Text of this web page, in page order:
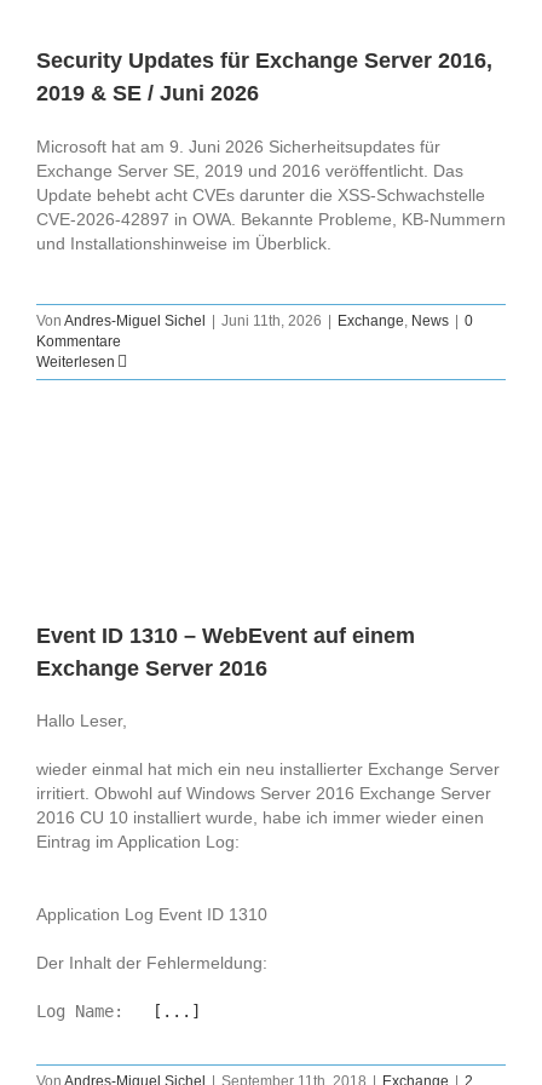
Security Updates für Exchange Server 2016,
2019 & SE / Juni 2026
Microsoft hat am 9. Juni 2026 Sicherheitsupdates für
Exchange Server SE, 2019 und 2016 veröffentlicht. Das
Update behebt acht CVEs darunter die XSS-Schwachstelle
CVE-2026-42897 in OWA. Bekannte Probleme, KB-Nummern
und Installationshinweise im Überblick.
Von Andres-Miguel Sichel | Juni 11th, 2026 | Exchange News | 0
Kommentare
Weiterlesen
Event ID 1310 – WebEvent auf einem
Exchange Server 2016
Hallo Leser,
wieder einmal hat mich ein neu installierter Exchange Server
irritiert. Obwohl auf Windows Server 2016 Exchange Server
2016 CU 10 installiert wurde, habe ich immer wieder einen
Eintrag im Application Log:
Application Log Event ID 1310
Der Inhalt der Fehlermeldung:
Log Name: [...]